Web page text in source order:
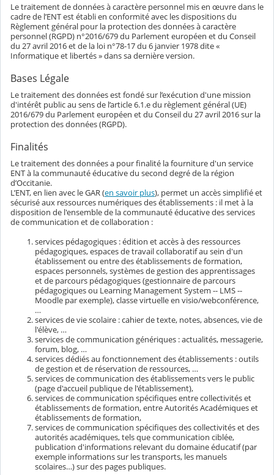
Le traitement de données à caractère personnel mis en œuvre dans le
cadre de l’ENT est établi en conformité avec les dispositions du
Règlement général pour la protection des données à caractère
personnel (RGPD) n°2016/679 du Parlement européen et du Conseil
du 27 avril 2016 et de la loi n°78-17 du 6 janvier 1978 dite «
Informatique et libertés » dans sa dernière version.
Bases Légale
Le traitement des données est fondé sur l’exécution d'une mission
d'intérêt public au sens de l’article 6.1.e du règlement général (UE)
2016/679 du Parlement européen et du Conseil du 27 avril 2016 sur la
protection des données (RGPD).
Finalités
Le traitement des données a pour finalité la fourniture d'un service
ENT à la communauté éducative du second degré de la région
d’Occitanie.
L’ENT, en lien avec le GAR (en savoir plus), permet un accès simplifié et
sécurisé aux ressources numériques des établissements : il met à la
disposition de l'ensemble de la communauté éducative des services
de communication et de collaboration :
services pédagogiques : édition et accès à des ressources
pédagogiques, espaces de travail collaboratif au sein d'un
établissement ou entre des établissements de formation,
espaces personnels, systèmes de gestion des apprentissages
et de parcours pédagogiques (gestionnaire de parcours
pédagogiques ou Learning Management System -- LMS --
Moodle par exemple), classe virtuelle en visio/webconférence,
…
services de vie scolaire : cahier de texte, notes, absences, vie de
l'élève, …
services de communication génériques : actualités, messagerie,
forum, blog, …
services dédiés au fonctionnement des établissements : outils
de gestion et de réservation de ressources, …
services de communication des établissements vers le public
(page d'accueil publique de l'établissement),
services de communication spécifiques entre collectivités et
établissements de formation, entre Autorités Académiques et
établissements de formation,
services de communication spécifiques des collectivités et des
autorités académiques, tels que communication ciblée,
publication d'informations relevant du domaine éducatif (par
exemple informations sur les transports, les manuels
scolaires…) sur des pages publiques.